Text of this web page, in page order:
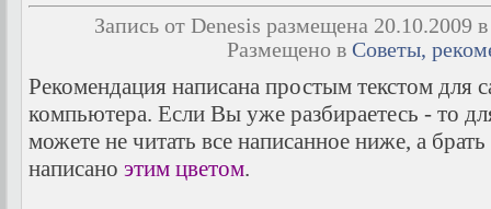
Запись от Denesis размещена 20.10.2009
Размещено в Советы,
Рекомендация написана простым текстом для
компьютера. Если Вы уже разбираетесь - то
можете не читать все написанное ниже, а
написано этим цветом.